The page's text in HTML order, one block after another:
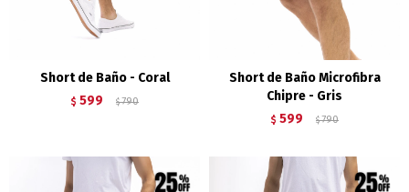
Short de Baño - Coral
$ 599 $ 790
Short de Baño Microfibra
Chipre - Gris
$ 599 $ 790